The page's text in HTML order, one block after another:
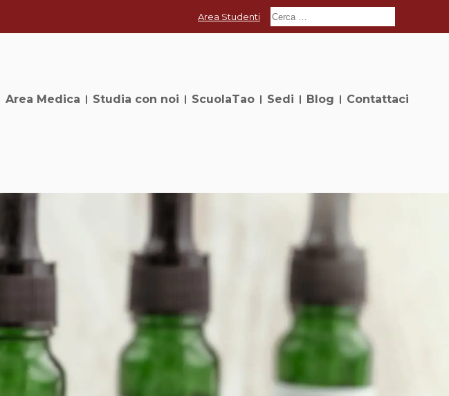
Area Studenti
Area Medica Studia con noi ScuolaTao Sedi Blog Contattaci